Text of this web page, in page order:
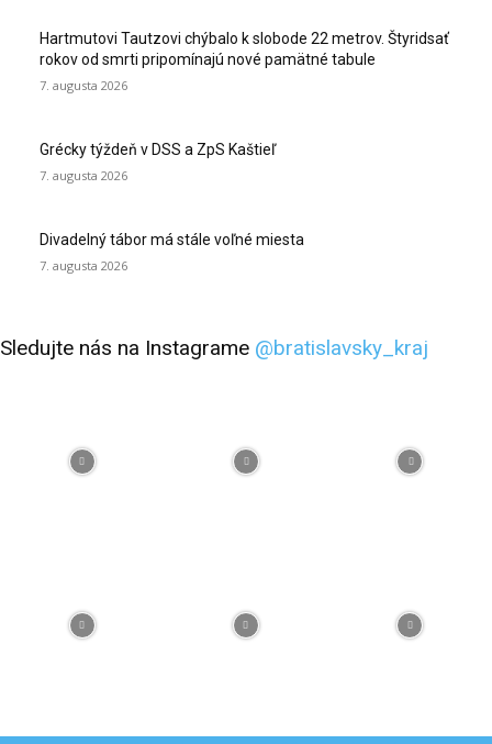
Hartmutovi Tautzovi chýbalo k slobode 22 metrov. Štyridsať
rokov od smrti pripomínajú nové pamätné tabule
7. augusta 2026
Grécky týždeň v DSS a ZpS Kaštieľ
7. augusta 2026
Divadelný tábor má stále voľné miesta
7. augusta 2026
Sledujte nás na Instagrame @bratislavsky_kraj